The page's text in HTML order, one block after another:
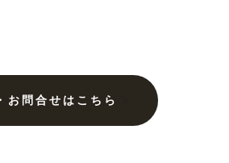
へ
覧へ
お問合せはこちら